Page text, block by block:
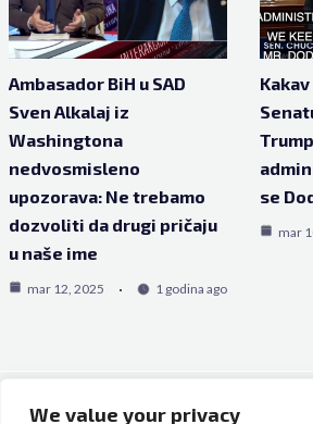
We value your privacy
Ambasador BiH u SAD
Sven Alkalaj iz
Washingtona
nedvosmisleno
upozorava: Ne trebamo
dozvoliti da drugi pričaju
u naše ime
mar 12, 2025 1 godina ago
se
mar